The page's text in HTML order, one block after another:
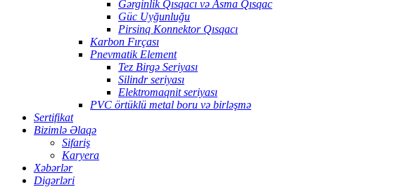
Gərginlik Qısqacı və Asma Qısqac
Güc Uyğunluğu
Pirsinq Konnektor Qısqacı
Karbon Fırçası
Pnevmatik Element
Tez Birgə Seriyası
Silindr seriyası
Elektromaqnit seriyası
PVC örtüklü metal boru və birləşmə
Sertifikat
Bizimlə Əlaqə
Sifariş
Karyera
Xəbərlər
Digərləri